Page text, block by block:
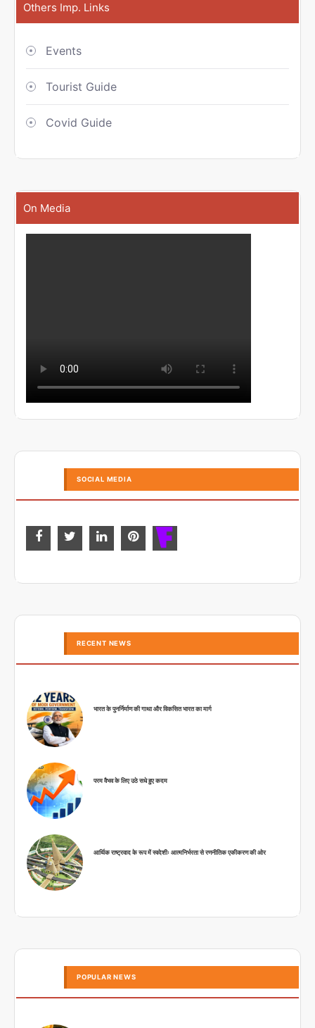
Others Imp. Links
Events
Tourist Guide
Covid Guide
On Media
SOCIAL MEDIA
RECENT NEWS
भारत के पुनर्निर्माण की गाथा और विकसित भारत का मार्ग
परम वैभव के लिए उठे सधे हुए कदम
आर्थिक राष्ट्रवाद के रूप में स्वदेशीः आत्मनिर्भरता से रणनीतिक एकीकरण की ओर
POPULAR NEWS